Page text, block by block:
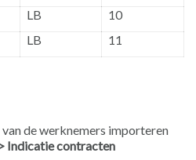
LB
10
LB 11
de werknemers importeren
Indicatie contracten